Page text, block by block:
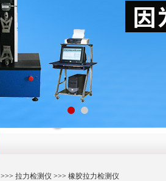
>>>拉力检测仪 >>>橡胶拉力检测仪